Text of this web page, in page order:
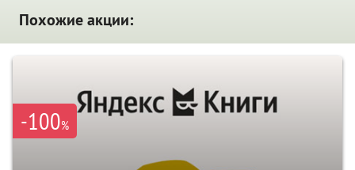
Похожие акции:
-100%